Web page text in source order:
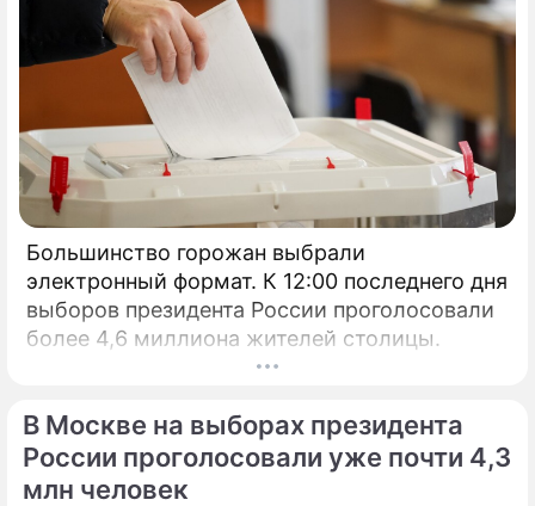
Большинство горожан выбрали
электронный формат. К 12:00 последнего дня
выборов президента России проголосовали
более 4,6 миллиона жителей столицы.
В Москве на выборах президента
России проголосовали уже почти 4,3
млн человек